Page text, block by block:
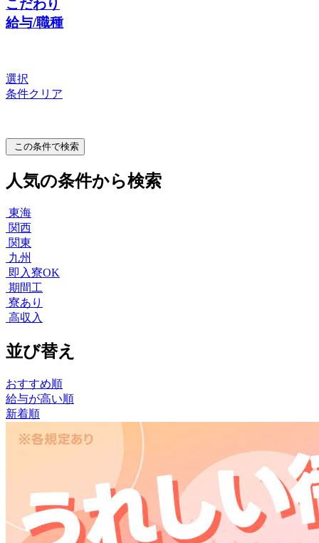
こだわり
給与/職種
選択
条件クリア
この条件で検索
人気の条件から検索
東海
関西
関東
九州
即入寮OK
期間工
寮あり
高収入
並び替え
おすすめ順
給与が高い順
新着順